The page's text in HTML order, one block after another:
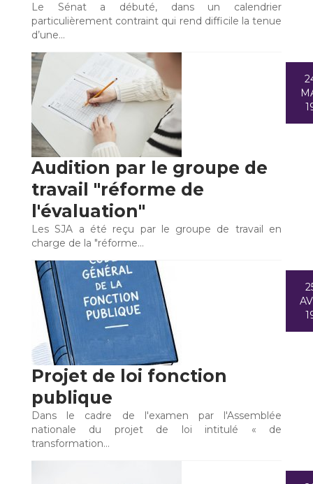
Le Sénat a débuté, dans un calendrier
particulièrement contraint qui rend difficile la tenue
d’une…
Audition par le groupe de
travail "réforme de
l'évaluation"
Les SJA a été reçu par le groupe de travail en
charge de la "réforme…
Projet de loi fonction
publique
Dans le cadre de l'examen par l'Assemblée
nationale du projet de loi intitulé « de
transformation…